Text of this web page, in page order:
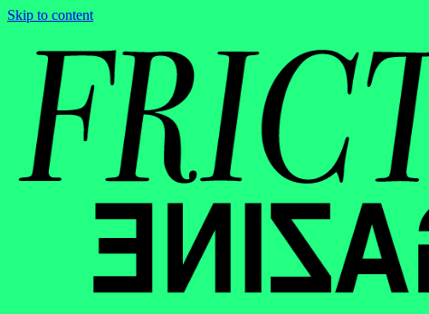
Skip to content